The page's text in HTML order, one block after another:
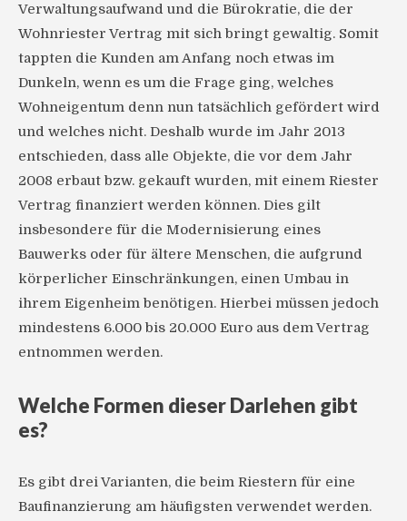
Verwaltungsaufwand und die Bürokratie, die der
Wohnriester Vertrag mit sich bringt gewaltig. Somit
tappten die Kunden am Anfang noch etwas im
Dunkeln, wenn es um die Frage ging, welches
Wohneigentum denn nun tatsächlich gefördert wird
und welches nicht. Deshalb wurde im Jahr 2013
entschieden, dass alle Objekte, die vor dem Jahr
2008 erbaut bzw. gekauft wurden, mit einem Riester
Vertrag finanziert werden können. Dies gilt
insbesondere für die Modernisierung eines
Bauwerks oder für ältere Menschen, die aufgrund
körperlicher Einschränkungen, einen Umbau in
ihrem Eigenheim benötigen. Hierbei müssen jedoch
mindestens 6.000 bis 20.000 Euro aus dem Vertrag
entnommen werden.
Welche Formen dieser Darlehen gibt
es?
Es gibt drei Varianten, die beim Riestern für eine
Baufinanzierung am häufigsten verwendet werden.